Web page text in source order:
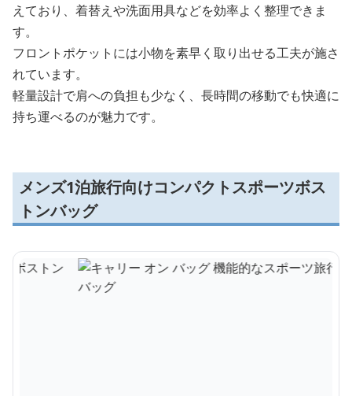
えており、着替えや洗面用具などを効率よく整理できま
す。
フロントポケットには小物を素早く取り出せる工夫が施さ
れています。
軽量設計で肩への負担も少なく、長時間の移動でも快適に
持ち運べるのが魅力です。
メンズ1泊旅行向けコンパクトスポーツボス
トンバッグ